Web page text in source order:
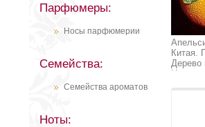
Парфюмеры:
Носы парфюмерии
Семейства:
Семейства ароматов
Ноты:
Китая.
Дерево